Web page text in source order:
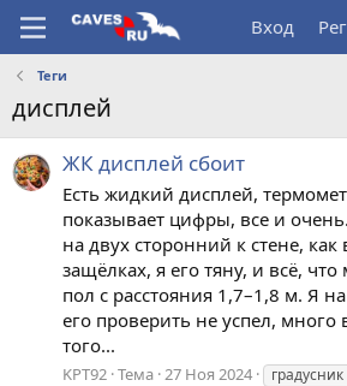
Вход
Теги
дисплей
ЖК дисплей сбоит
Есть жидкий дисплей,
показывает цифры, все и
на двух сторонний к стене,
защёлках, я его тяну, и всё,
пол с расстояния 1,7–1,8 м. Я
его проверить не успел,
того...
KPT92 Тема 27 Ноя 2024 градусник